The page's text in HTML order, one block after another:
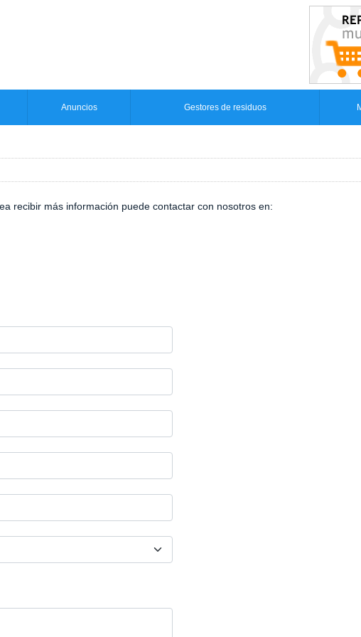
Anuncios Gestores de residuos
recibir más información puede contactar con nosotros en: